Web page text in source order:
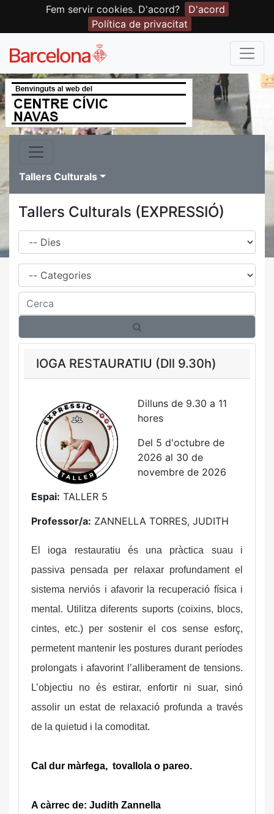
Fem servir cookies. D'acord?
D'acord
Política de privacitat
Tallers Culturals
Tallers Culturals (EXPRESSIÓ)
Dies
Família
Cerca
IOGA RESTAURATIU (Dll 9.30h)
Dilluns de 9.30 a 11
hores
Del 5 d'octubre de
2026 al 30 de
novembre de 2026
Espai: TALLER 5
Professor/a: ZANNELLA TORRES, JUDITH
El ioga restauratiu és una pràctica suau i
passiva pensada per relaxar profundament el
sistema nerviós i afavorir la recuperació física i
mental. Utilitza diferents suports (coixins, blocs,
cintes, etc.) per sostenir el cos sense esforç,
permetent mantenir les postures durant períodes
prolongats i afavorint l’alliberament de tensions.
L’objectiu no és estirar, enfortir ni suar, sinó
assolir un estat de relaxació profunda a través
de la quietud i la comoditat.
Cal dur màrfega, tovallola o pareo.
A càrrec de: Judith Zannella